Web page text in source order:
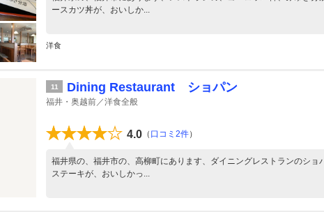
ースカツ丼が、おいしか...
洋食
11 Dining Restaurant ショパン
福井・奥越前／洋食全般
4.0 （ 口コミ2件）
福井県の、福井市の、高柳町にあります、ダイニングレストランのショ
ステーキが、おいしかっ...